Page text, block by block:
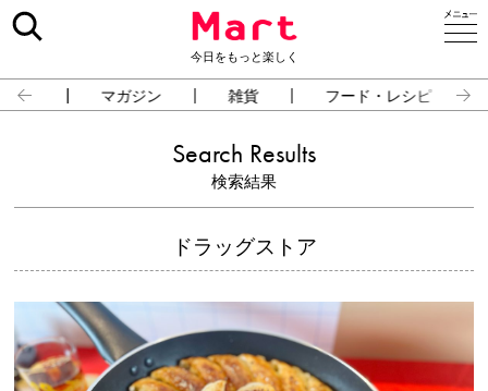
今日をもっと楽しく
占い マガジン 雑貨 フード・レシピ
Search Results
検索結果
ドラッグストア